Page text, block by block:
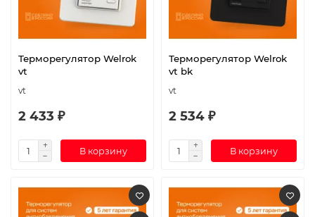
Терморегулятор Welrok
vt
vt
2 433 ₽
В корзину
Терморегулятор Welrok
vt bk
vt
2 534 ₽
В корзину